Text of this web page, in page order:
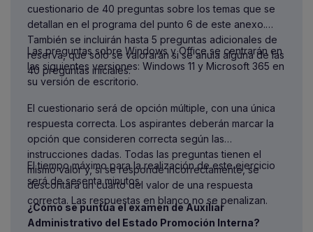
cuestionario de 40 preguntas sobre los temas que se
detallan en el programa del punto 6 de este anexo.
También se incluirán hasta 5 preguntas adicionales de
reserva, que solo se valorarán si se anula alguna de las
40 preguntas iniciales.
Las preguntas sobre Windows y Office se centrarán en
las siguientes versiones: Windows 11 y Microsoft 365 en
su versión de escritorio.
El cuestionario será de opción múltiple, con una única
respuesta correcta. Los aspirantes deberán marcar la
opción que consideren correcta según las
instrucciones dadas. Todas las preguntas tienen el
mismo valor y, si se responde incorrectamente, se
descontará un cuarto del valor de una respuesta
correcta. Las respuestas en blanco no se penalizan.
El tiempo máximo para la realización de este ejercicio
será de sesenta minutos.
¿Cómo se puntúa el examen de Auxiliar
Administrativo del Estado Promoción Interna?